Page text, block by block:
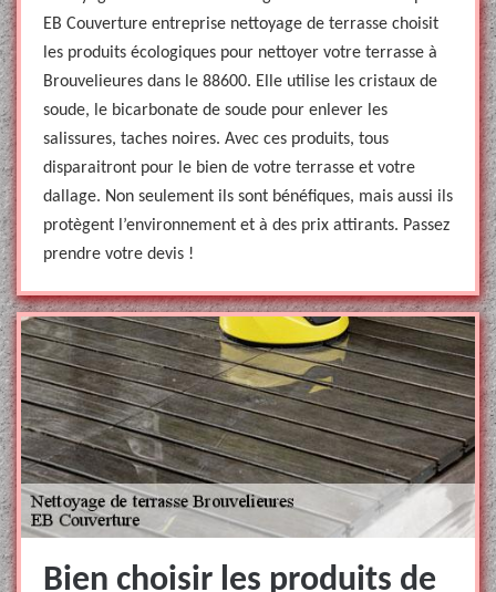
EB Couverture entreprise nettoyage de terrasse choisit
les produits écologiques pour nettoyer votre terrasse à
Brouvelieures dans le 88600. Elle utilise les cristaux de
soude, le bicarbonate de soude pour enlever les
salissures, taches noires. Avec ces produits, tous
disparaitront pour le bien de votre terrasse et votre
dallage. Non seulement ils sont bénéfiques, mais aussi ils
protègent l’environnement et à des prix attirants. Passez
prendre votre devis !
Bien choisir les produits de